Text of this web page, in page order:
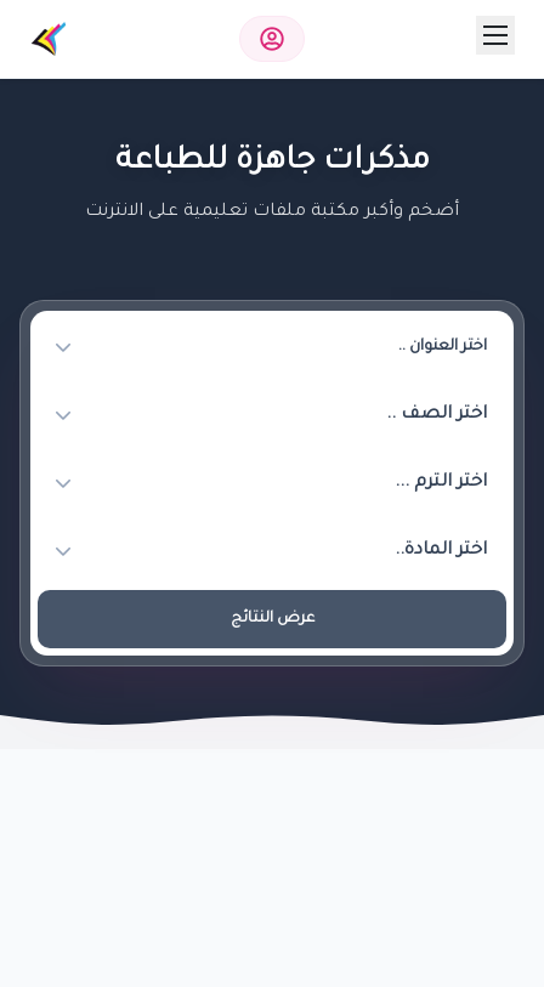
مذكرات جاهزة للطباعة
أضخم وأكبر مكتبة ملفات تعليمية على الانترنت
عرض النتائج